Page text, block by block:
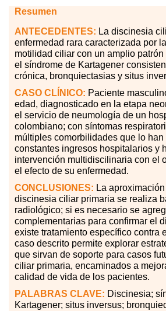
Resumen
ANTECEDENTES: La discinesia
enfermedad rara caracterizada por
motilidad ciliar con un amplio
el síndrome de Kartagener
crónica, bronquiectasias y situs
CASO CLÍNICO: Paciente
edad, diagnosticado en la etapa
el servicio de neumología de un
colombiano; con síntomas
múltiples comorbilidades que lo han
constantes ingresos hospitalarios y
intervención multidiscilinaria con el
el efecto de su enfermedad.
CONCLUSIONES: La
discinesia ciliar primaria se realiza
radiológico; si es necesario se
complementarias para confirmar el
existe tratamiento específico contra
caso descrito permite explorar
que sirvan de soporte para casos
ciliar primaria, encaminados a
calidad de vida de los pacientes.
PALABRAS CLAVE: Discinesia;
Kartagener; situs inversus;